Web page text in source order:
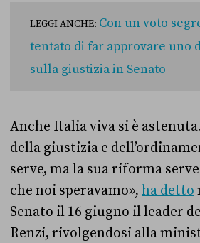
LEGGI ANCHE: Con un voto
tentato di far approvare uno
sulla giustizia in Senato
Anche Italia viva si è
della giustizia e
serve, ma la sua riforma
che noi speravamo», ha detto
Senato il 16 giugno il leader
Renzi, rivolgendosi alla